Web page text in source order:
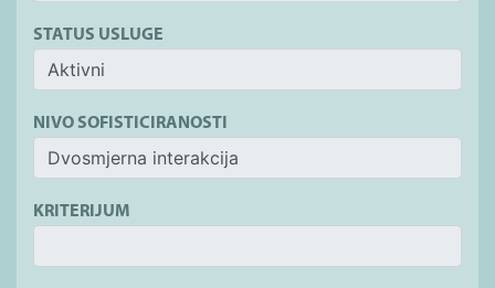
STATUS USLUGE
NIVO SOFISTICIRANOSTI
KRITERIJUM